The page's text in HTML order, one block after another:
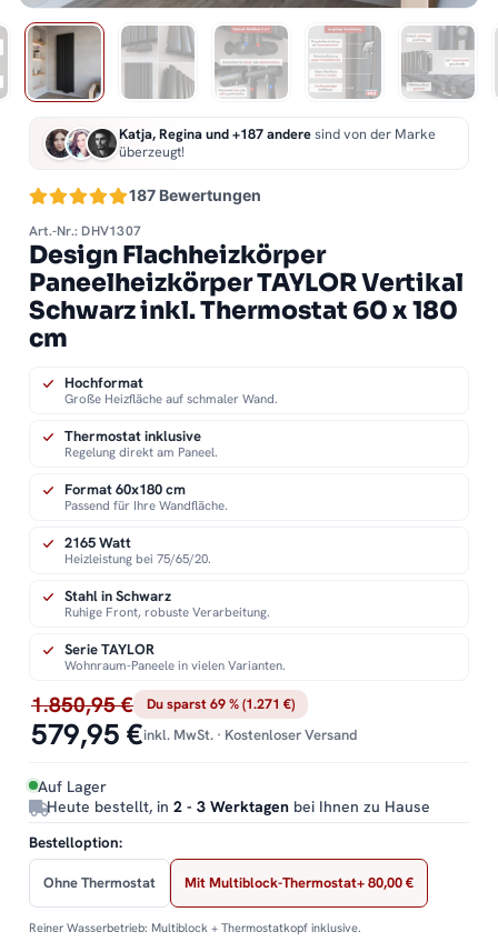
187 Bewertungen
Katja, Regina und +187 anderesind von der Marke
überzeugt!
Art.-Nr.: DHV1307
Design Flachheizkörper
Paneelheizkörper TAYLOR Vertikal
Schwarz inkl. Thermostat 60 x 180
cm
1.850,95 € Du sparst 69 % (1.271 €)
579,95 €inkl. MwSt. · Kostenloser Versand
Auf Lager
Heute bestellt, in 2 - 3 Werktagen bei Ihnen zu Hause
Hochformat
Große Heizfläche auf schmaler Wand.
Thermostat inklusive
Regelung direkt am Paneel.
Format 60x180 cm
Passend für Ihre Wandfläche.
2165 Watt
Heizleistung bei 75/65/20.
Stahl in Schwarz
Ruhige Front, robuste Verarbeitung.
Serie TAYLOR
Wohnraum-Paneele in vielen Varianten.
Bestelloption:
Ohne Thermostat Mit Multiblock-Thermostat+ 80,00 €
Reiner Wasserbetrieb: Multiblock + Thermostatkopf inklusive.